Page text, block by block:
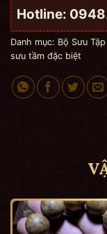
Hotline:
Danh mục: Bộ Sưu
sưu tầm đặc biệt